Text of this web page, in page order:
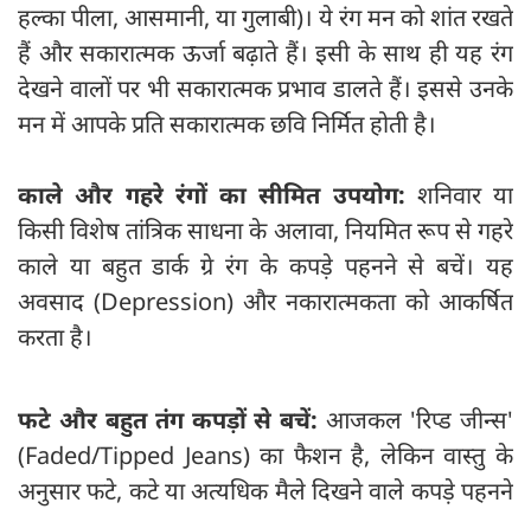
हल्का पीला, आसमानी, या गुलाबी)। ये रंग मन को शांत रखते
हैं और सकारात्मक ऊर्जा बढ़ाते हैं। इसी के साथ ही यह रंग
देखने वालों पर भी सकारात्मक प्रभाव डालते हैं। इससे उनके
मन में आपके प्रति सकारात्मक छवि निर्मित होती है।
काले और गहरे रंगों का सीमित उपयोग: शनिवार या
किसी विशेष तांत्रिक साधना के अलावा, नियमित रूप से गहरे
काले या बहुत डार्क ग्रे रंग के कपड़े पहनने से बचें। यह
अवसाद (Depression) और नकारात्मकता को आकर्षित
करता है।
फटे और बहुत तंग कपड़ों से बचें:आजकल 'रिप्ड जीन्स'
(Faded/Tipped Jeans) का फैशन है, लेकिन वास्तु के
अनुसार फटे, कटे या अत्यधिक मैले दिखने वाले कपड़े पहनने